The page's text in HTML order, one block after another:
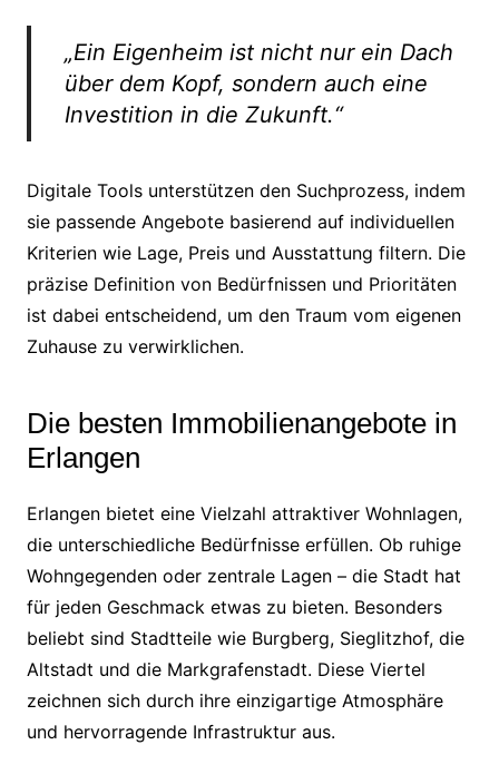
„Ein Eigenheim ist nicht nur ein Dach
über dem Kopf, sondern auch eine
Investition in die Zukunft.“
Digitale Tools unterstützen den Suchprozess, indem
sie passende Angebote basierend auf individuellen
Kriterien wie Lage, Preis und Ausstattung filtern. Die
präzise Definition von Bedürfnissen und Prioritäten
ist dabei entscheidend, um den Traum vom eigenen
Zuhause zu verwirklichen.
Die besten Immobilienangebote in
Erlangen
Erlangen bietet eine Vielzahl attraktiver Wohnlagen,
die unterschiedliche Bedürfnisse erfüllen. Ob ruhige
Wohngegenden oder zentrale Lagen – die Stadt hat
für jeden Geschmack etwas zu bieten. Besonders
beliebt sind Stadtteile wie Burgberg, Sieglitzhof, die
Altstadt und die Markgrafenstadt. Diese Viertel
zeichnen sich durch ihre einzigartige Atmosphäre
und hervorragende Infrastruktur aus.